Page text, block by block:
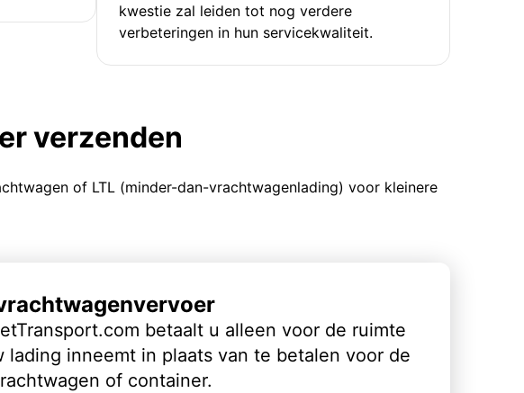
kwestie zal leiden tot nog verdere
verbeteringen in hun servicekwaliteit.
verzenden
of LTL (minder-dan-vrachtwagenlading) voor kleinere
betaalt u alleen voor de ruimte
lading inneemt in plaats van te betalen voor de
of container.